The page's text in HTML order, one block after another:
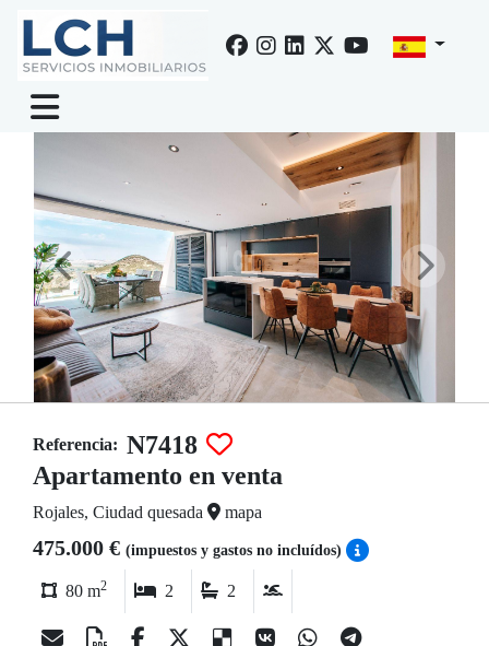
Referencia: N7418
Apartamento en venta
Rojales, Ciudad quesada mapa
475.000 € (impuestos y gastos no incluídos)
80 m2 2 2